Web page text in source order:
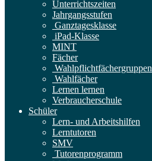
Unterrichtszeiten
Jahrgangsstufen
Ganztagesklasse
iPad-Klasse
MINT
Fächer
Wahlpflichtfächergruppen
Wahlfächer
Lernen lernen
Verbraucherschule
Schüler
Lern- und Arbeitshilfen
Lerntutoren
SMV
Tutorenprogramm